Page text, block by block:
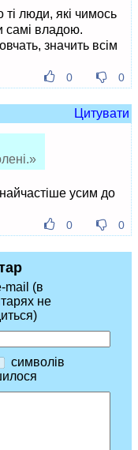
люди, які чимось
самі владою.
значить всім
0 0
Цитувати
усим до
0 0
mail (в
не
символів